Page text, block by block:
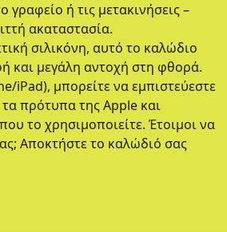
γραφείο ή τις μετακινήσεις –
ακαταστασία.
σιλικόνη, αυτό το καλώδιο
και μεγάλη αντοχή στη φθορά.
iPad), μπορείτε να εμπιστεύεστε
τα πρότυπα της Apple και
το χρησιμοποιείτε. Έτοιμοι να
Αποκτήστε το καλώδιό σας